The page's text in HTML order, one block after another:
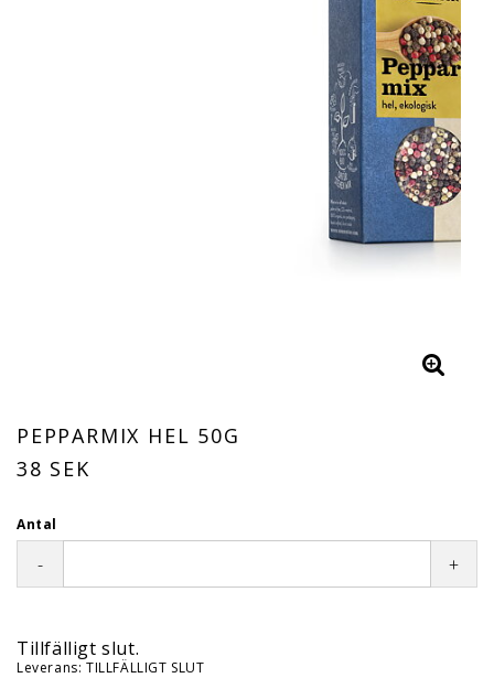
PEPPARMIX HEL 50G
38 SEK
Antal
- +
Tillfälligt slut.
Leverans: TILLFÄLLIGT SLUT